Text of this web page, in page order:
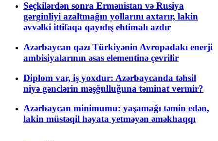
Seçkilərdən sonra Ermənistan və Rusiya
gərginliyi azaltmağın yollarını axtarır, lakin
əvvəlki ittifaqa qayıdış ehtimalı azdır
Azərbaycan qazı Türkiyənin Avropadakı enerji
ambisiyalarının əsas elementinə çevrilir
Diplom var, iş yoxdur: Azərbaycanda təhsil
niyə gənclərin məşğulluğuna təminat vermir?
Azərbaycan minimumu: yaşamağı təmin edən,
lakin müstəqil həyata yetməyən əməkhaqqı